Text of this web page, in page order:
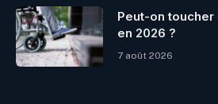
Peut-on toucher
en 2026 ?
7 août 2026